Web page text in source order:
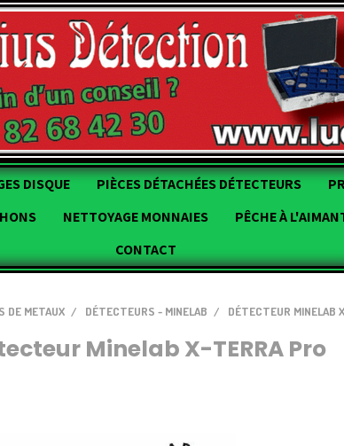
DISQUE PIÈCES DÉTACHÉES DÉTECTEURS
NETTOYAGE MONNAIES PÊCHE À
CONTACT
DE METAUX DÉTECTEURS - MINELAB DÉTECTEUR MINELAB
Minelab X-TERRA Pro